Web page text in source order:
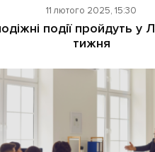
11 лютого 2025, 15:30
події пройдуть у
тижня